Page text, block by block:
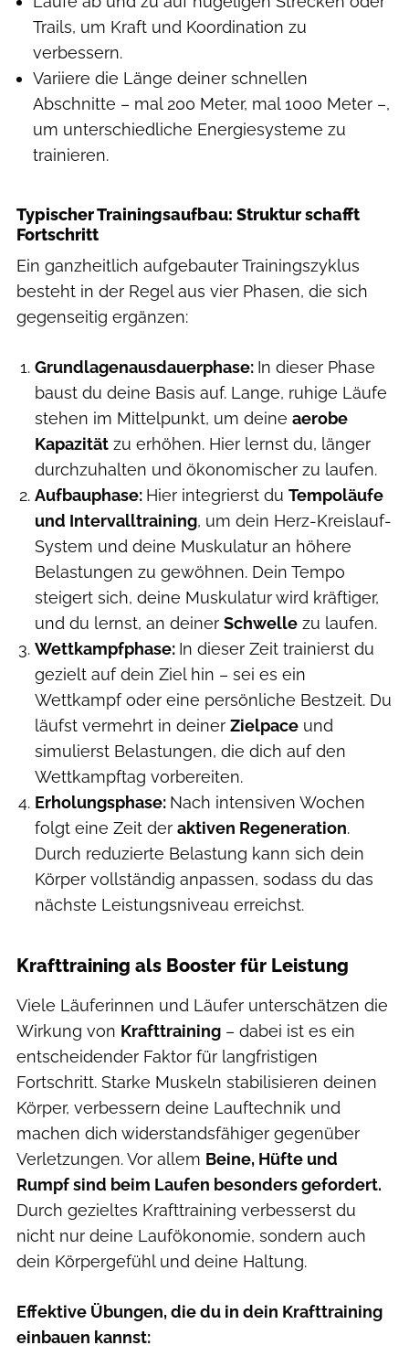
Trails, um Kraft und Koordination zu
verbessern.
Variiere die Länge deiner schnellen
Abschnitte – mal 200 Meter, mal 1000 Meter –,
um unterschiedliche Energiesysteme zu
trainieren.
Typischer Trainingsaufbau: Struktur schafft
Fortschritt
Ein ganzheitlich aufgebauter Trainingszyklus
besteht in der Regel aus vier Phasen, die sich
gegenseitig ergänzen:
Grundlagenausdauerphase: In dieser Phase
baust du deine Basis auf. Lange, ruhige Läufe
stehen im Mittelpunkt, um deine aerobe
Kapazität zu erhöhen. Hier lernst du, länger
durchzuhalten und ökonomischer zu laufen.
Aufbauphase: Hier integrierst du Tempoläufe
und Intervalltraining, um dein Herz-Kreislauf-
System und deine Muskulatur an höhere
Belastungen zu gewöhnen. Dein Tempo
steigert sich, deine Muskulatur wird kräftiger,
und du lernst, an deiner Schwelle zu laufen.
Wettkampfphase: In dieser Zeit trainierst du
gezielt auf dein Ziel hin – sei es ein
Wettkampf oder eine persönliche Bestzeit. Du
läufst vermehrt in deiner Zielpace und
simulierst Belastungen, die dich auf den
Wettkampftag vorbereiten.
Erholungsphase: Nach intensiven Wochen
folgt eine Zeit der aktiven Regeneration.
Durch reduzierte Belastung kann sich dein
Körper vollständig anpassen, sodass du das
nächste Leistungsniveau erreichst.
Krafttraining als Booster für Leistung
Viele Läuferinnen und Läufer unterschätzen die
Wirkung von Krafttraining – dabei ist es ein
entscheidender Faktor für langfristigen
Fortschritt. Starke Muskeln stabilisieren deinen
Körper, verbessern deine Lauftechnik und
machen dich widerstandsfähiger gegenüber
Verletzungen. Vor allem Beine, Hüfte und
Rumpf sind beim Laufen besonders gefordert.
Durch gezieltes Krafttraining verbesserst du
nicht nur deine Laufökonomie, sondern auch
dein Körpergefühl und deine Haltung.
Effektive Übungen, die du in dein Krafttraining
einbauen kannst: